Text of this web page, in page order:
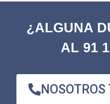
¿ALGUNA
AL 91